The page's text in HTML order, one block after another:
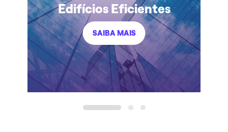
Edifícios Eficientes
SAIBA MAIS
1 2 3